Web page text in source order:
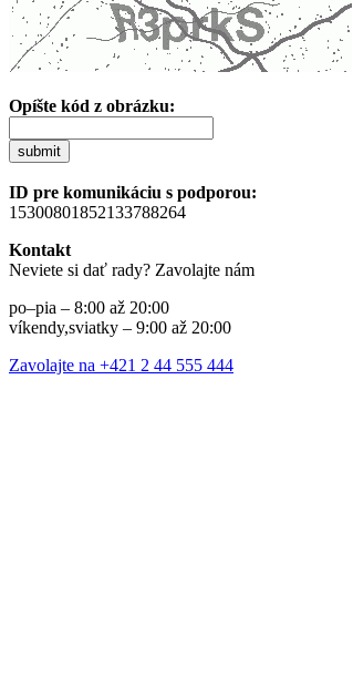
Opíšte kód z obrázku:
submit
ID pre komunikáciu s podporou:
15300801852133788264
Kontakt
Neviete si dať rady? Zavolajte nám
po–pia – 8:00 až 20:00
víkendy,sviatky – 9:00 až 20:00
Zavolajte na +421 2 44 555 444